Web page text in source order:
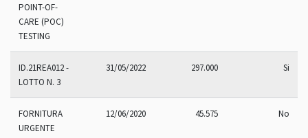
POINT-OF-
CARE (POC)
TESTING
ID.21REA012 -
LOTTO N. 3
31/05/2022 297.000 Si
FORNITURA
URGENTE
12/06/2020 45.575 No